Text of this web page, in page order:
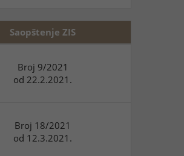
Saopštenje ZIS
Broj 9/2021
od 22.2.2021.
Broj 18/2021
od 12.3.2021.